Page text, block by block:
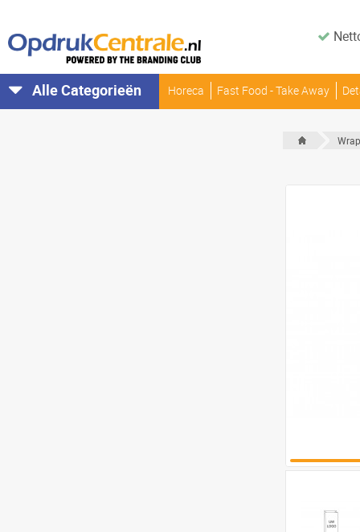
Horeca Fast Food - Take Away
Alle Categorieën